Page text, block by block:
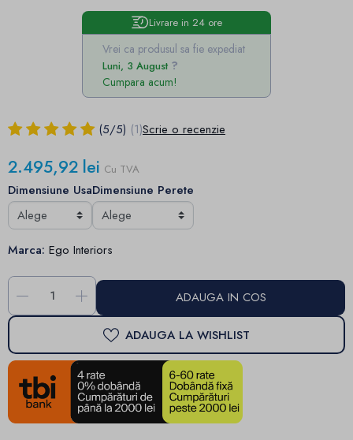
Livrare in 24 ore
Vrei ca produsul sa fie expediat
Luni, 3 August
Cumpara acum!
(5/5) (1)Scrie o recenzie
2.495,92 lei Cu TVA
Dimensiune UsaDimensiune Perete
Marca: Ego Interiors
- + ADAUGA IN COS
ADAUGA LA WISHLIST